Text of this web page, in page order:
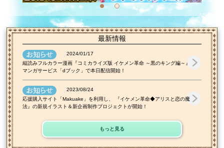
最新情報
2024/01/17
縦読みフルカラー漫画『コミカライズ版 イケメン革命 ～黒のキング編～』
マンガサービス「dブック」で本日配信開始！
2023/08/24
応援購入サイト「Makuake」を利用し、 『イケメン革命◆アリスと恋の魔
法』の新規イラスト＆新企画制作プロジェクトが開始！
もっと見る